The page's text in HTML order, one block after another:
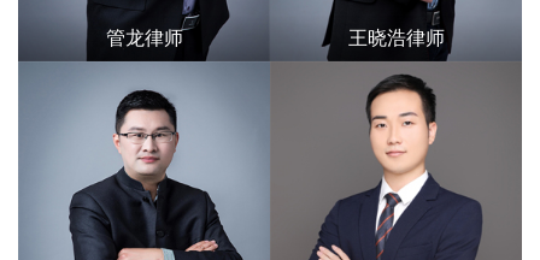
管龙律师 王晓浩律师